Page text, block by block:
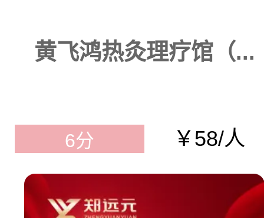
黄飞鸿热灸理疗馆（...
6分 ￥58/人